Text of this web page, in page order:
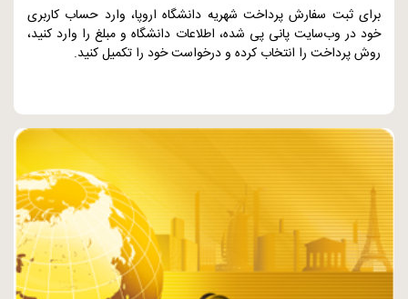
برای ثبت سفارش پرداخت شهریه دانشگاه اروپا، وارد حساب کاربری
خود در وب‌سایت پانی پی شده، اطلاعات دانشگاه و مبلغ را وارد کنید،
روش پرداخت را انتخاب کرده و درخواست خود را تکمیل کنید.